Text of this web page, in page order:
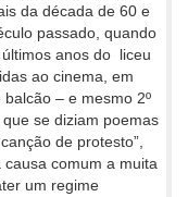
da década de 60 e
passado, quando
anos do liceu
ao cinema, em
– e mesmo 2º
se diziam poemas
de protesto”,
comum a muita
um regime